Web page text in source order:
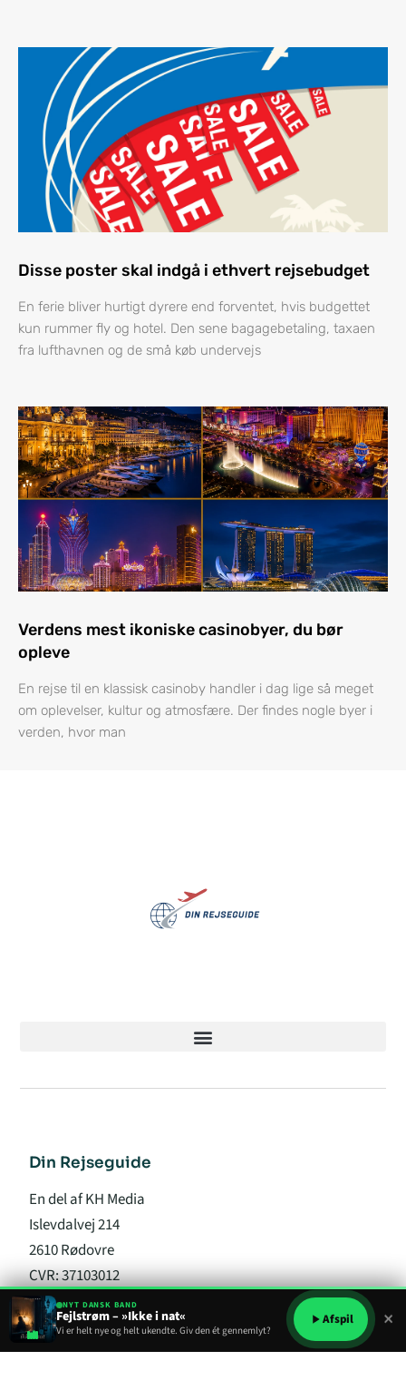
Disse poster skal indgå i ethvert rejsebudget
En ferie bliver hurtigt dyrere end forventet, hvis budgettet
kun rummer fly og hotel. Den sene bagagebetaling, taxaen
fra lufthavnen og de små køb undervejs
Verdens mest ikoniske casinobyer, du bør
opleve
En rejse til en klassisk casinoby handler i dag lige så meget
om oplevelser, kultur og atmosfære. Der findes nogle byer i
verden, hvor man
Din Rejseguide
En del af KH Media
Islevdalvej 214
2610 Rødovre
CVR: 37103012
info@din-rejseguide.dk
NYT DANSK BAND
Fejlstrøm – »Ikke i nat«
Vi er helt nye og helt ukendte. Giv den ét gennemlyt?
Afspil ×